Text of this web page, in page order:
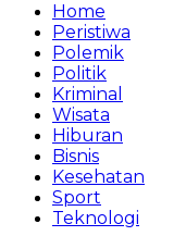
Home
Peristiwa
Polemik
Politik
Kriminal
Wisata
Hiburan
Bisnis
Kesehatan
Sport
Teknologi